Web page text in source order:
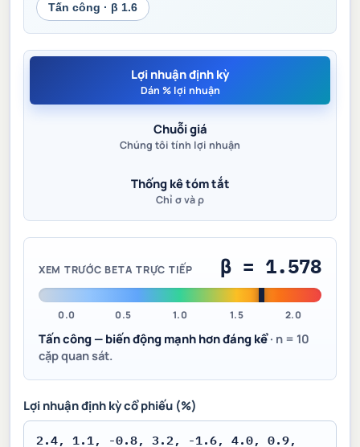
Tấn công · β 1.6
Lợi nhuận định kỳ
Dán % lợi nhuận
Chuỗi giá
Chúng tôi tính lợi nhuận
Thống kê tóm tắt
Chỉ σ và ρ
XEM TRƯỚC BETA TRỰC TIẾP β = 1.578
0.0 0.5 1.0 1.5 2.0
Tấn công — biến động mạnh hơn đáng kể· n = 10
cặp quan sát.
Lợi nhuận định kỳ cổ phiếu (%)